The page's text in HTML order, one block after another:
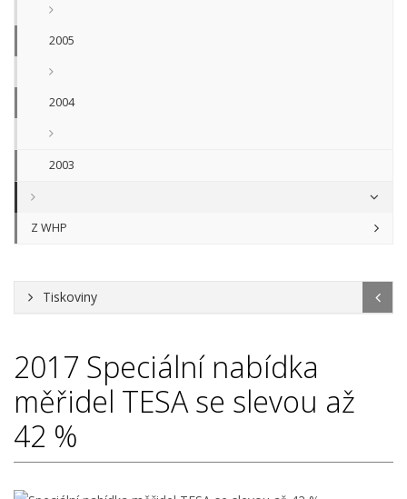
2005
2004
2003
Z WHP
Tiskoviny
2017 Speciální nabídka
měřidel TESA se slevou až
42 %